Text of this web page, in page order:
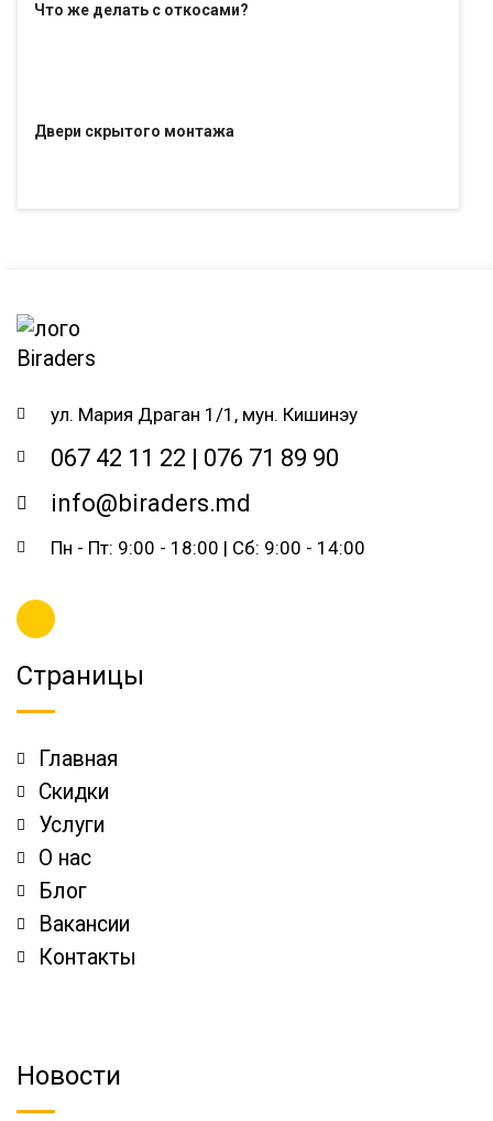
Что же делать с откосами?
Двери скрытого монтажа
ул. Мария Драган 1/1, мун. Кишинэу
067 42 11 22 | 076 71 89 90
info@biraders.md
Пн - Пт: 9:00 - 18:00 | Сб: 9:00 - 14:00
Страницы
Главная
Скидки
Услуги
О нас
Блог
Вакансии
Контакты
Новости